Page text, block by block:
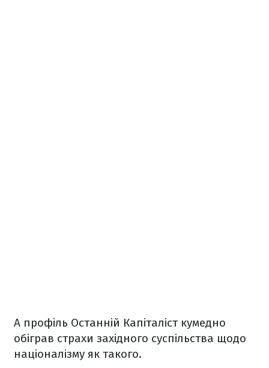
А профіль Останній Капіталіст кумедно
обіграв страхи західного суспільства щодо
націоналізму як такого.